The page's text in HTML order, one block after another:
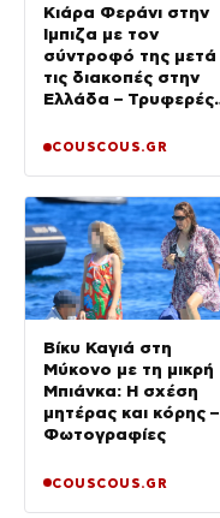
Κιάρα Φεράνι στην
Ίμπιζα με τον
σύντροφό της μετά
τις διακοπές στην
Ελλάδα – Τρυφερές
COUSCOUS.GR
Βίκυ Καγιά στη
Μύκονο με τη μικρή
Μπιάνκα: Η σχέση
μητέρας και κόρης –
Φωτογραφίες
COUSCOUS.GR